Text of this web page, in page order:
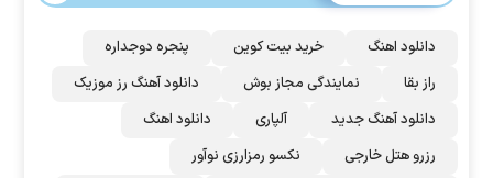
دانلود اهنگ خرید بیت کوین
پنجره دوجداره
راز بقا
نمایندگی مجاز بوش
دانلود آهنگ رز‌ موزیک
دانلود آهنگ جدید
آلپاری
دانلود اهنگ
رزرو هتل خارجی
نکسو رمزارزی نوآور